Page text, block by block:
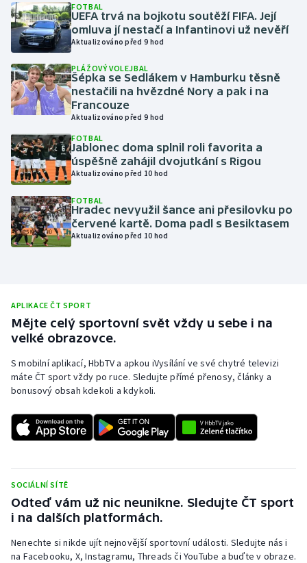
Lezení
Lyže a snowboard
Moderní pětiboj
Motorsport
Olympijské hry
Parasport
Plavání
Plážový volejbal
Short track
Sportovní střelba
Triatlon
Veslování
Vodní slalom
FOTBAL
UEFA trvá na bojkotu soutěží FIFA. Její
omluva jí nestačí a Infantinovi už nevěří
Aktualizováno před 9 hod
PLÁŽOVÝ VOLEJBAL
Šépka se Sedlákem v Hamburku těsně
nestačili na hvězdné Nory a pak i na
Francouze
Aktualizováno před 9 hod
FOTBAL
Jablonec doma splnil roli favorita a
úspěšně zahájil dvojutkání s Rigou
Aktualizováno před 10 hod
FOTBAL
Hradec nevyužil šance ani přesilovku po
červené kartě. Doma padl s Besiktasem
Aktualizováno před 10 hod
APLIKACE ČT SPORT
Mějte celý sportovní svět vždy u sebe i na
velké obrazovce.
S mobilní aplikací, HbbTV a apkou iVysílání ve své chytré televizi
máte ČT sport vždy po ruce. Sledujte přímé přenosy, články a
bonusový obsah kdekoli a kdykoli.
SOCIÁLNÍ SÍTĚ
Odteď vám už nic neunikne. Sledujte ČT sport
i na dalších platformách.
Nenechte si nikde ujít nejnovější sportovní události. Sledujte nás i
na Facebooku, X, Instagramu, Threads či YouTube a buďte v obraze.